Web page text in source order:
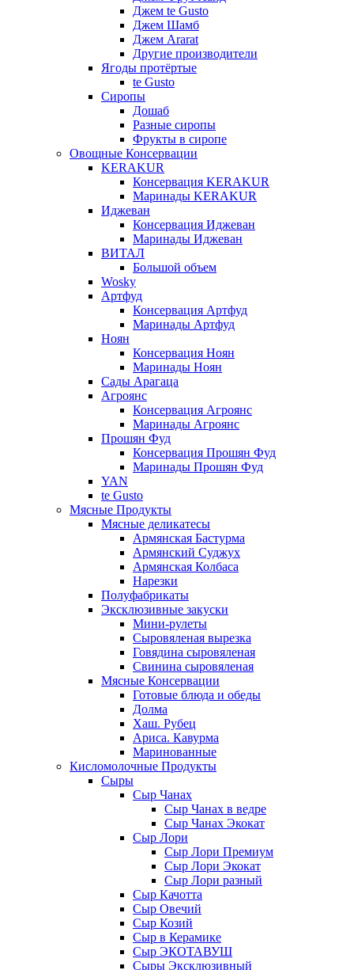
Джем te Gusto
Джем Шамб
Джем Ararat
Другие производители
Ягоды протёртые
te Gusto
Сиропы
Дошаб
Разные сиропы
Фрукты в сиропе
Овощные Консервации
KERAKUR
Консервация KERAKUR
Маринады KERAKUR
Иджеван
Консервация Иджеван
Маринады Иджеван
ВИТАЛ
Большой объем
Wosky
Артфуд
Консервация Артфуд
Маринады Артфуд
Ноян
Консервация Ноян
Маринады Ноян
Сады Арагаца
Агроянс
Консервация Агроянс
Маринады Агроянс
Прошян Фуд
Консервация Прошян Фуд
Маринады Прошян Фуд
YAN
te Gusto
Мясные Продукты
Мясные деликатесы
Армянская Бастурма
Армянский Суджух
Армянская Колбаса
Нарезки
Полуфабрикаты
Эксклюзивные закуски
Мини-рулеты
Сыровяленая вырезка
Говядина сыровяленая
Свинина сыровяленая
Мясные Консервации
Готовые блюда и обеды
Долма
Хаш. Рубец
Ариса. Кавурма
Маринованные
Кисломолочные Продукты
Сыры
Сыр Чанах
Сыр Чанах в ведре
Сыр Чанах Экокат
Сыр Лори
Сыр Лори Премиум
Сыр Лори Экокат
Сыр Лори разный
Сыр Качотта
Сыр Овечий
Сыр Козий
Сыр в Керамике
Сыр ЭКОТАВУШ
Сыры Эксклюзивный